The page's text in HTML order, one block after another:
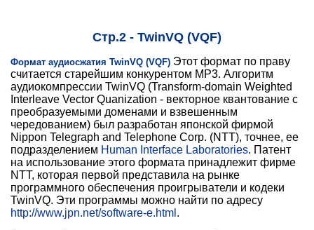
Стр.2 - TwinVQ (VQF)
Формат аудиосжатия TwinVQ (VQF) Этот формат по праву
считается старейшим конкурентом MP3. Алгоритм
аудиокомпрессии TwinVQ (Transform-domain Weighted
Interleave Vector Quanization - векторное квантование с
преобразуемыми доменами и взвешенным
чередованием) был разработан японской фирмой
Nippon Telegraph and Telephone Corp. (NTT), точнее, ее
подразделением Human Interface Laboratories. Патент
на использование этого формата принадлежит фирме
NTT, которая первой представила на рынке
программного обеспечения проигрыватели и кодеки
TwinVQ. Эти программы можно найти по адресу
http://www.jpn.net/software-e.html .